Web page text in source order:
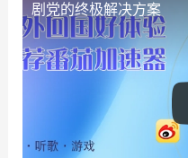
剧党的终极解决方案